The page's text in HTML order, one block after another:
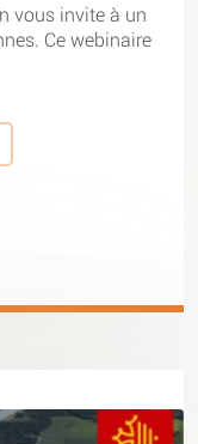
vous invite à un
Ce webinaire